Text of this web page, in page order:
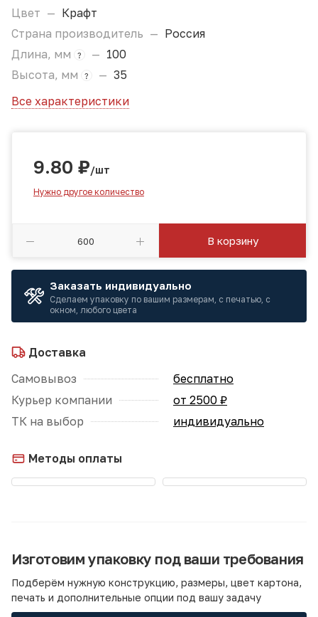
Цвет — Крафт
Страна производитель — Россия
Длина, мм
? — 100
Высота, мм
? — 35
Все характеристики
9.80 ₽/шт
Нужно другое количество
В корзину
Заказать индивидуально
Сделаем упаковку по вашим размерам, с печатью, с
окном, любого цвета
Доставка
Самовывоз
бесплатно
Курьер компании
от 2500 ₽
ТК на выбор
индивидуально
Методы оплаты
Изготовим упаковку под ваши требования
Подберём нужную конструкцию, размеры, цвет картона,
печать и дополнительные опции под вашу задачу